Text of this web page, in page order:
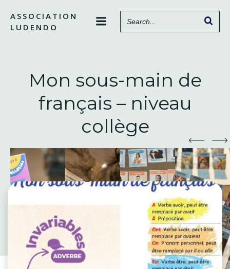
contenu
ASSOCIATION
LUDENDO
Mon sous-main de
français – niveau
collège